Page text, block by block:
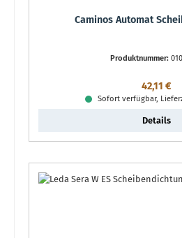
Caminos Automat
Produktnummer:
42,11 €
Sofort verfügbar,
Details